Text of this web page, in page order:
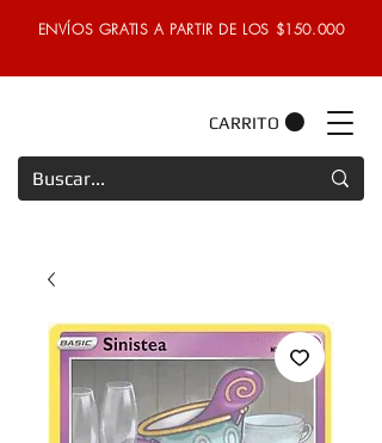
ENVÍOS GRATIS A PARTIR DE LOS $150.000
CARRITO